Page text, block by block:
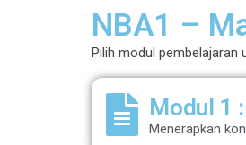
NBA1 –
Pilih modul pembelajaran
Modul 1
Menerapkan